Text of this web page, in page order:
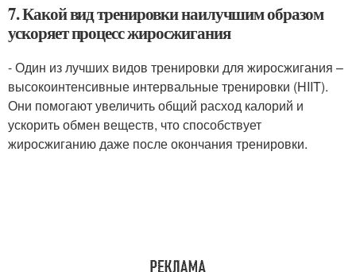
7. Какой вид тренировки наилучшим образом
ускоряет процесс жиросжигания
- Один из лучших видов тренировки для жиросжигания –
высокоинтенсивные интервальные тренировки (HIIT).
Они помогают увеличить общий расход калорий и
ускорить обмен веществ, что способствует
жиросжиганию даже после окончания тренировки.